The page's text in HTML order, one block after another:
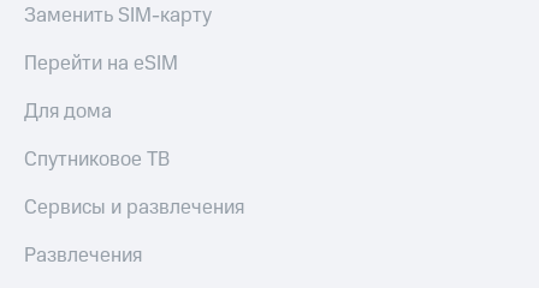
Заменить SIM-карту
Перейти на eSIM
Для дома
Спутниковое ТВ
Сервисы и развлечения
Развлечения